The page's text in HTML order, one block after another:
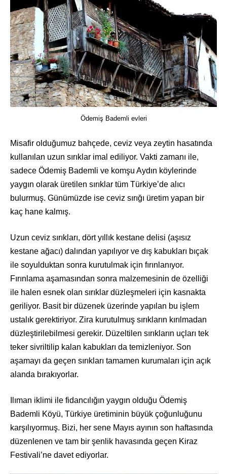
Ödemiş Bademli evleri
Misafir olduğumuz bahçede, ceviz veya zeytin hasatında
kullanılan uzun sırıklar imal ediliyor. Vakti zamanı ile,
sadece Ödemiş Bademli ve komşu Aydın köylerinde
yaygın olarak üretilen sırıklar tüm Türkiye’de alıcı
bulurmuş. Günümüzde ise ceviz sırığı üretim yapan bir
kaç hane kalmış.
Uzun ceviz sırıkları, dört yıllık kestane delisi (aşısız
kestane ağacı) dalından yapılıyor ve dış kabukları bıçak
ile soyulduktan sonra kurutulmak için fırınlanıyor.
Fırınlama aşamasından sonra malzemesinin de özelliği
ile halen esnek olan sırıklar düzleşmeleri için kasnakta
geriliyor. Basit bir düzenek üzerinde yapılan bu işlem
ustalık gerektiriyor. Zira kurutulmuş sırıkların kırılmadan
düzleştirilebilmesi gerekir. Düzeltilen sırıkların uçları tek
teker sivriltilip kalan kabukları da temizleniyor. Son
aşamayı da geçen sırıkları tamamen kurumaları için açık
alanda bırakıyorlar.
Ilıman iklimi ile fidancılığın yaygın olduğu Ödemiş
Bademli Köyü, Türkiye üretiminin büyük çoğunluğunu
karşılıyormuş. Bizi, her sene Mayıs ayının son haftasında
düzenlenen ve tam bir şenlik havasında geçen Kiraz
Festivali’ne davet ediyorlar.